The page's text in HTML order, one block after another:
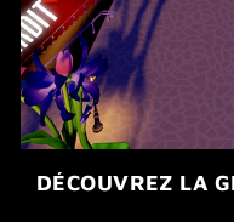
DÉCOUVREZ LA